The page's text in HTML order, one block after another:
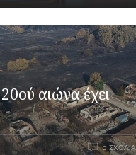
αιώνα έχει
0 ΣΧΌΛΙΑ